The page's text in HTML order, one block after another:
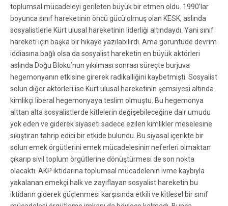
toplumsal mücadeleyi gerileten büyük bir etmen oldu. 1990’lar
boyunca sınıf hareketinin öncü gücü olmuş olan KESK, aslında
sosyalistlerle Kürt ulusal hareketinin liderliği altındaydı. Yani sınıf
hareketi için başka bir hikaye yazılabilirdi. Ama görüntüde devrim
iddiasına bağlı olsa da sosyalist hareketin en büyük aktörleri
aslında Doğu Bloku’nun yıkılması sonrası süreçte burjuva
hegemonyanın etkisine girerek radikalliğini kaybetmişti. Sosyalist
solun diğer aktörleri ise Kürt ulusal hareketinin şemsiyesi altında
kimlikçi liberal hegemonyaya teslim olmuştu. Bu hegemonya
alttan alta sosyalistlerde kitlelerin değişebileceğine dair umudu
yok eden ve giderek siyaseti sadece ezilen kimlikler meselesine
sıkıştıran tahrip edici bir etkide bulundu. Bu siyasal içerikte bir
solun emek örgütlerini emek mücadelesinin neferleri olmaktan
çıkarıp sivil toplum örgütlerine dönüştürmesi de son nokta
olacaktı. AKP iktidarına toplumsal mücadelenin ivme kaybıyla
yakalanan emekçi halk ve zayıflayan sosyalist hareketin bu
iktidarın giderek güçlenmesi karşısında etkili ve kitlesel bir sınıf